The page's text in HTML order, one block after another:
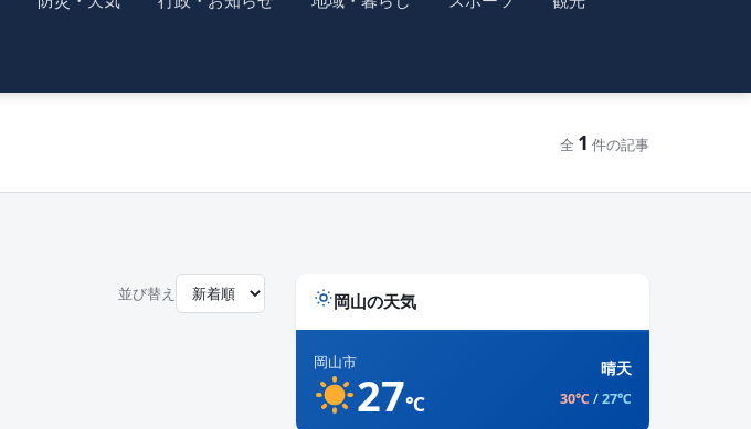
全 1 件の記事
並び替え 岡山の天気
岡山市
27℃
晴天
30℃ /27℃